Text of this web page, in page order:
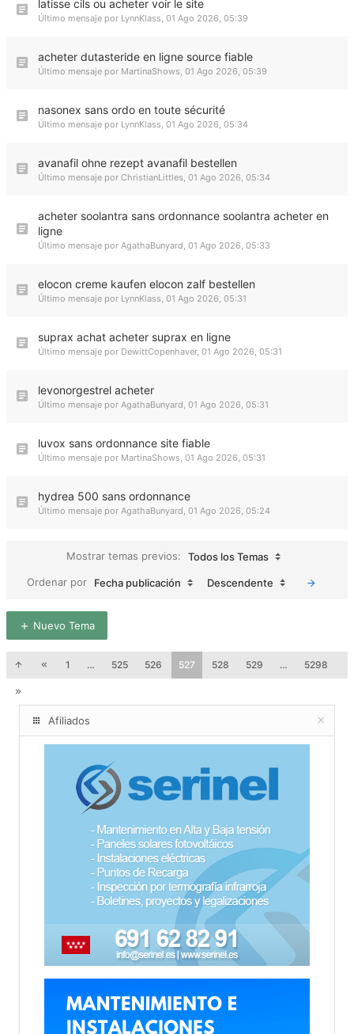
latisse cils ou acheter voir le site
Último mensaje por LynnKlass, 01 Ago 2026, 05:39
acheter dutasteride en ligne source fiable
Último mensaje por MartinaShows, 01 Ago 2026, 05:39
nasonex sans ordo en toute sécurité
Último mensaje por LynnKlass, 01 Ago 2026, 05:34
avanafil ohne rezept avanafil bestellen
Último mensaje por ChristianLittles, 01 Ago 2026, 05:34
acheter soolantra sans ordonnance soolantra acheter en
ligne
Último mensaje por AgathaBunyard, 01 Ago 2026, 05:33
elocon creme kaufen elocon zalf bestellen
Último mensaje por LynnKlass, 01 Ago 2026, 05:31
suprax achat acheter suprax en ligne
Último mensaje por DewittCopenhaver, 01 Ago 2026, 05:31
levonorgestrel acheter
Último mensaje por AgathaBunyard, 01 Ago 2026, 05:31
luvox sans ordonnance site fiable
Último mensaje por MartinaShows, 01 Ago 2026, 05:31
hydrea 500 sans ordonnance
Último mensaje por AgathaBunyard, 01 Ago 2026, 05:24
Mostrar temas previos:
Todos los Temas
Ordenar por
Fecha publicación Descendente
Nuevo Tema
1 … 525 526 527 528 529 … 5298
Afiliados